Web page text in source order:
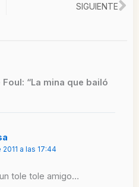
SIGUIENTE
“La mina que bailó
a las 17:44
tole tole amigo…